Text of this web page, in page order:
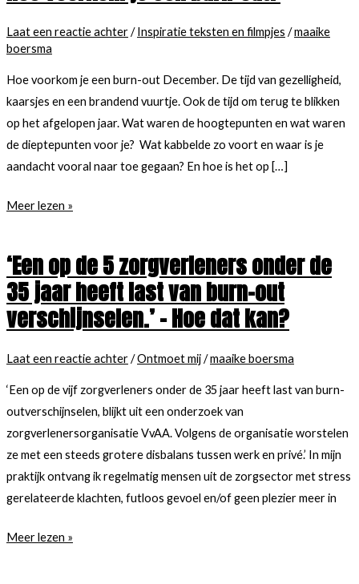
Laat een reactie achter/Inspiratie teksten en filmpjes /maaike
boersma
Hoe voorkom je een burn-out December. De tijd van gezelligheid,
kaarsjes en een brandend vuurtje. Ook de tijd om terug te blikken
op het afgelopen jaar. Wat waren de hoogtepunten en wat waren
de dieptepunten voor je? Wat kabbelde zo voort en waar is je
aandacht vooral naar toe gegaan? En hoe is het op […]
Hoe
een
burn-
out?
Meer lezen »
‘Een op de 5 zorgverleners onder de
35 jaar heeft last van burn-out
verschijnselen.’ – Hoe dat kan?
Laat een reactie achter/Ontmoet mij/maaike boersma
‘Een op de vijf zorgverleners onder de 35 jaar heeft last van burn-
outverschijnselen, blijkt uit een onderzoek van
zorgverlenersorganisatie VvAA. Volgens de organisatie worstelen
ze met een steeds grotere disbalans tussen werk en privé.’ In mijn
praktijk ontvang ik regelmatig mensen uit de zorgsector met stress
gerelateerde klachten, futloos gevoel en/of geen plezier meer in
‘Een
Meer lezen »